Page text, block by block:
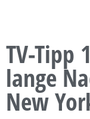
TV-Tipp
lange
New